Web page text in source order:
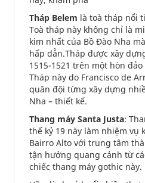
Tháp Belem là toà tháp nổi
Toà tháp này không chỉ là
kim nhất của Bồ Đào Nha
hấp dẫn.Tháp được xây
1515-1521 trên một hòn
Tháp này do Francisco de
quân đội từng xây dựng
Nha – thiết kế.
Thang máy Santa Justa:
thế kỷ 19 này làm nhiệm vụ
Bairro Alto với trung tâm
tận hưởng quang cảnh từ
chiếc thang máy gothic này.